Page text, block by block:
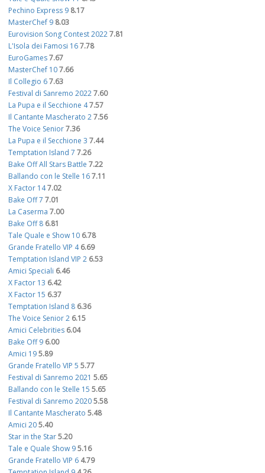
Pechino Express 9 8.17
MasterChef 9 8.03
Eurovision Song Contest 20227.81
L'Isola dei Famosi 167.78
EuroGames7.67
MasterChef 107.66
Il Collegio 67.63
Festival di Sanremo 20227.60
La Pupa e il Secchione 47.57
Il Cantante Mascherato 27.56
The Voice Senior7.36
La Pupa e il Secchione 3 7.44
Temptation Island 7 7.26
Bake Off All Stars Battle 7.22
Ballando con le Stelle 167.11
X Factor 147.02
Bake Off 7 7.01
La Caserma 7.00
Bake Off 8 6.81
Tale Quale e Show 10 6.78
Grande Fratello VIP 4 6.69
Temptation Island VIP 2 6.53
Amici Speciali 6.46
X Factor 13 6.42
X Factor 15 6.37
Temptation Island 8 6.36
The Voice Senior 2 6.15
Amici Celebrities 6.04
Bake Off 9 6.00
Amici 195.89
Grande Fratello VIP 5 5.77
Festival di Sanremo 2021 5.65
Ballando con le Stelle 15 5.65
Festival di Sanremo 20205.58
Il Cantante Mascherato 5.48
Amici 205.40
Star in the Star5.20
Tale e Quale Show 95.16
Grande Fratello VIP 6 4.79